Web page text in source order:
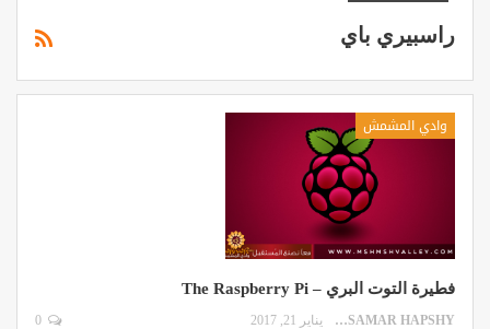
راسبيري باي
وادي المشمش
فطيرة التوت البري – The Raspberry Pi
SAMAR HAPSHY يناير 21, 2017